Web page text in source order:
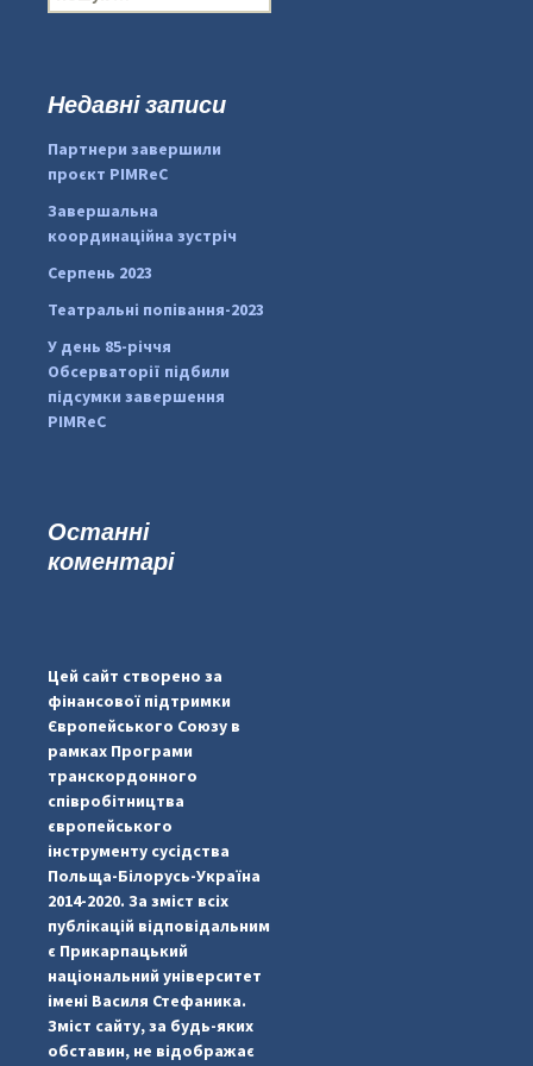
#PipIvanToday
pimrec_project
о
:Недавні записи
Партнери завершили
проєкт PIMReC
Завершальна
координаційна зустріч
Серпень 2023
Театральні попівання-2023
У день 85-річчя
Обсерваторії підбили
підсумки завершення
PIMReC
Останні
коментарі
Цей сайт створено за
фінансової підтримки
Європейського Союзу в
рамках Програми
транскордонного
співробітництва
європейського
інструменту сусідства
Польща-Білорусь-Україна
2014-2020. За зміст всіх
публікацій відповідальним
є Прикарпацький
національний університет
імені Василя Стефаника.
Зміст сайту, за будь-яких
обставин, не відображає